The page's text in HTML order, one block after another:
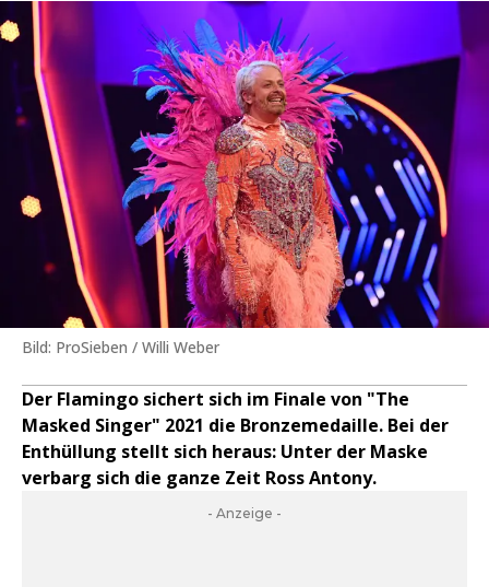
Bild: ProSieben / Willi Weber
Der Flamingo sichert sich im Finale von "The
Masked Singer" 2021 die Bronzemedaille. Bei der
Enthüllung stellt sich heraus: Unter der Maske
verbarg sich die ganze Zeit Ross Antony.
- Anzeige -